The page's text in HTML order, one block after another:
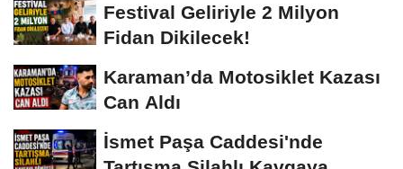
Festival Geliriyle 2 Milyon
Fidan Dikilecek!
Karaman’da Motosiklet Kazası
Can Aldı
İsmet Paşa Caddesi'nde